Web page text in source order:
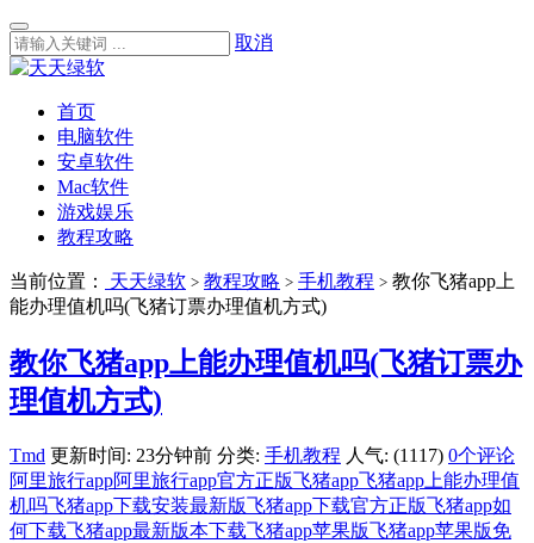
取消
首页
电脑软件
安卓软件
Mac软件
游戏娱乐
教程攻略
当前位置： 天天绿软 > 教程攻略 > 手机教程 > 教你飞猪app上
能办理值机吗(飞猪订票办理值机方式)
教你飞猪app上能办理值机吗(飞猪订票办
理值机方式)
Tmd 更新时间: 23分钟前 分类: 手机教程 人气: (1117) 0个评论
阿里旅行app阿里旅行app官方正版飞猪app飞猪app上能办理值
机吗飞猪app下载安装最新版飞猪app下载官方正版飞猪app如
何下载飞猪app最新版本下载飞猪app苹果版飞猪app苹果版免